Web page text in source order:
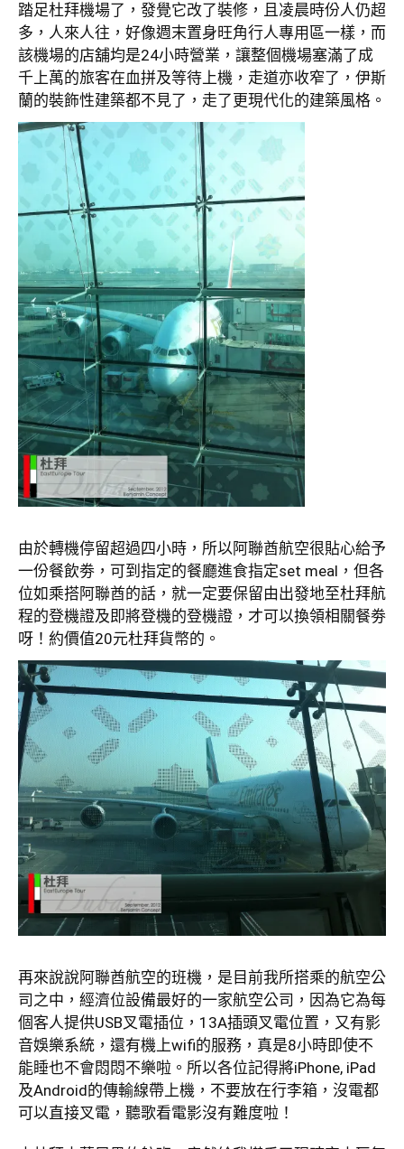
踏足杜拜機場了，發覺它改了裝修，且凌晨時份人仍超
多，人來人往，好像週末置身旺角行人專用區一樣，而
該機場的店舖均是24小時營業，讓整個機場塞滿了成
千上萬的旅客在血拼及等待上機，走道亦收窄了，伊斯
蘭的裝飾性建築都不見了，走了更現代化的建築風格。
由於轉機停留超過四小時，所以阿聯酋航空很貼心給予
一份餐飲劵，可到指定的餐廳進食指定set meal，但各
位如乘搭阿聯酋的話，就一定要保留由出發地至杜拜航
程的登機證及即將登機的登機證，才可以換領相關餐劵
呀！約價值20元杜拜貨幣的。
再來說說阿聯酋航空的班機，是目前我所搭乘的航空公
司之中，經濟位設備最好的一家航空公司，因為它為每
個客人提供USB叉電插位，13A插頭叉電位置，又有影
音娛樂系統，還有機上wifi的服務，真是8小時即使不
能睡也不會悶悶不樂啦。所以各位記得將iPhone, iPad
及Android的傳輸線帶上機，不要放在行李箱，沒電都
可以直接叉電，聽歌看電影沒有難度啦！